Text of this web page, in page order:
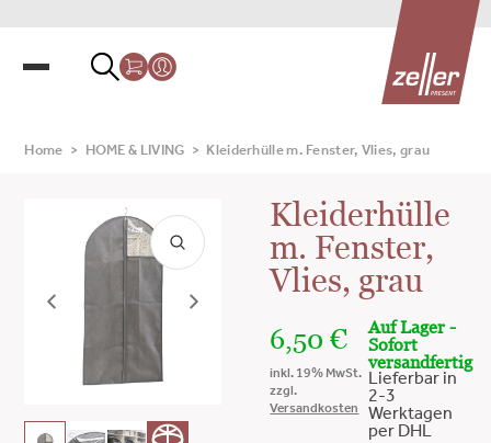
Home > HOME & LIVING > Kleiderhülle m. Fenster, Vlies, grau
Kleiderhülle
m. Fenster,
Vlies, grau
6,50€
inkl. 19% MwSt.
zzgl.
Versandkosten
Auf Lager -
Sofort
versandfertig
Lieferbar in
2-3
Werktagen
per DHL